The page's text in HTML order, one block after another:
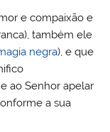
e compaixão e
também ele
negra), e que
ao Senhor apelar
a sua